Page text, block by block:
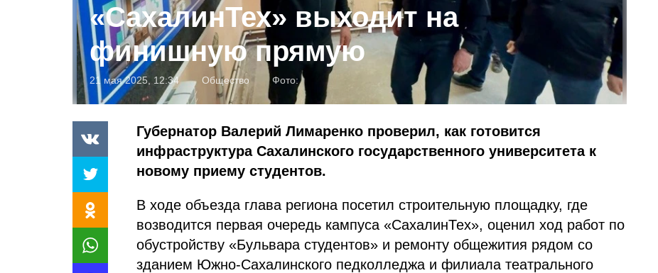
«СахалинТех» выходит на
финишную прямую
21 мая 2025, 12:34 Общество Фото:
Губернатор Валерий Лимаренко проверил, как готовится
инфраструктура Сахалинского государственного университета к
новому приему студентов.
В ходе объезда глава региона посетил строительную площадку, где
возводится первая очередь кампуса «СахалинТех», оценил ход работ по
обустройству «Бульвара студентов» и ремонту общежития рядом со
зданием Южно-Сахалинского педколледжа и филиала театрального